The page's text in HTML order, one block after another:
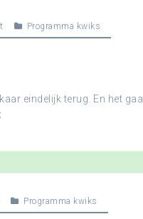
Programma kwiks
eindelijk terug. En het
Programma kwiks